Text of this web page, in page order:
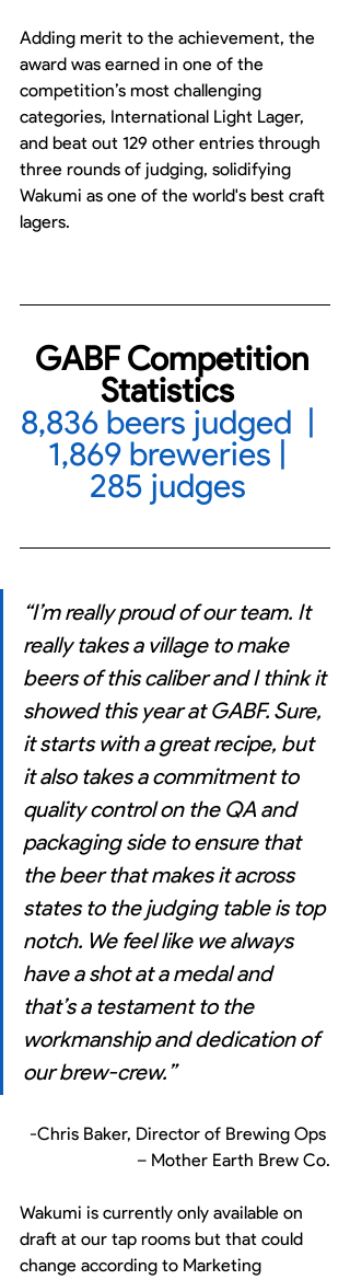
Adding merit to the achievement, the
award was earned in one of the
competition’s most challenging
categories, International Light Lager,
and beat out 129 other entries through
three rounds of judging, solidifying
Wakumi as one of the world's best craft
lagers.
GABF Competition
Statistics
8,836 beers judged  |
1,869 breweries |
285 judges
“I’m really proud of our team. It
really takes a village to make
beers of this caliber and I think it
showed this year at GABF. Sure,
it starts with a great recipe, but
it also takes a commitment to
quality control on the QA and
packaging side to ensure that
the beer that makes it across
states to the judging table is top
notch. We feel like we always
have a shot at a medal and
that’s a testament to the
workmanship and dedication of
our brew-crew.”
-Chris Baker, Director of Brewing Ops
– Mother Earth Brew Co.
Wakumi is currently only available on
draft at our tap rooms but that could
change according to Marketing